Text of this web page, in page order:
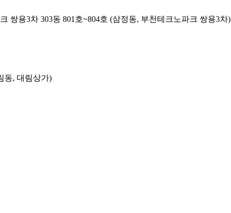
쌍용3차 303동 801호~804호 (삼정동, 부천테크노파크 쌍용3차)
동, 대림상가)